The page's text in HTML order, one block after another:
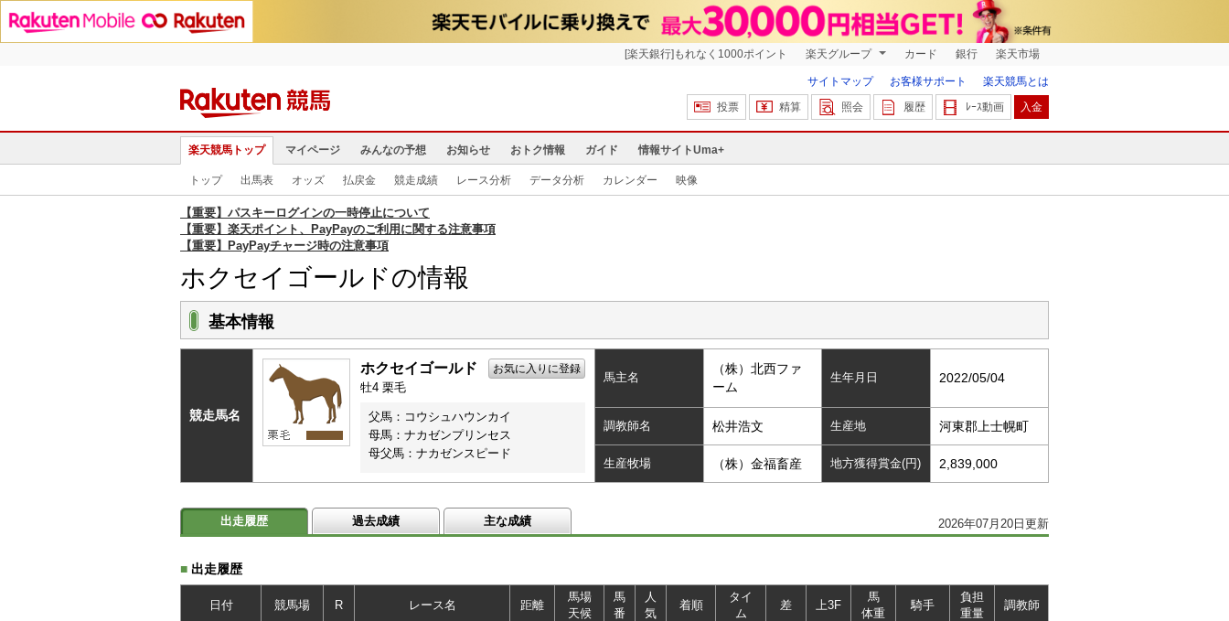
[楽天銀行]もれなく1000ポイント 楽天グループ カード 銀行 楽天市場
サイトマップ お客様サポート
楽天競馬とは
投票
精算 照会 履歴 ﾚｰｽ動画 入金
楽天競馬トップ マイページ みんなの予想 お知らせ おトク情報 ガイド 情報サイトUma+
トップ 出馬表 オッズ 払戻金 競走成績 レース分析 データ分析 カレンダー 映像
【重要】パスキーログインの一時停止について
【重要】楽天ポイント、PayPayのご利用に関する注意事項
【重要】PayPayチャージ時の注意事項
ホクセイゴールドの情報
基本情報
競走馬名
ホクセイゴールド お気に入りに登録
牡4 栗毛
父馬：コウシュハウンカイ
母馬：ナカゼンプリンセス
母父馬：ナカゼンスピード
馬主名
（株）北西ファ
ーム
生年月日 2022/05/04
調教師名 松井浩文 生産地 河東郡上士幌町
生産牧場 （株）金福畜産 地方獲得賞金(円) 2,839,000
2026年07月20日更新
出走履歴 過去成績 主な成績
■ 出走履歴
日付 競馬場 R レース名 距離
馬場
天候
馬
番
人
気
着順
タイ
ム
差 上3F
馬
体重
騎手
負担
重量
調教師